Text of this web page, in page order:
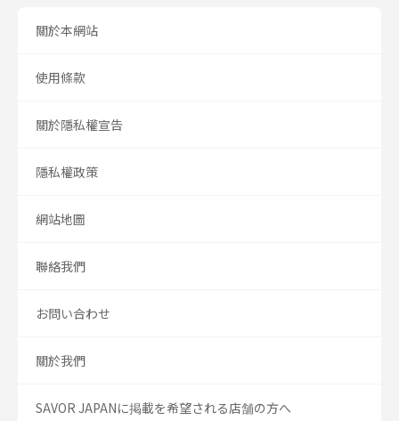
關於本網站
使用條款
關於隱私權宣告
隱私權政策
網站地圖
聯絡我們
お問い合わせ
關於我們
SAVOR JAPANに掲載を希望される店舗の方へ